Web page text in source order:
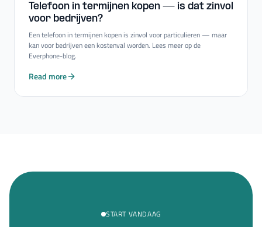
Telefoon in termijnen kopen — is dat zinvol
voor bedrijven?
Een telefoon in termijnen kopen is zinvol voor particulieren — maar
kan voor bedrijven een kostenval worden. Lees meer op de
Everphone-blog.
Read more
START VANDAAG